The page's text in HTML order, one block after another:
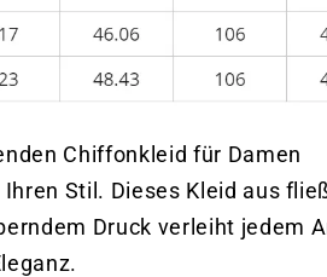
Chiffonkleid für Damen
Stil. Dieses Kleid aus
Druck verleiht jedem